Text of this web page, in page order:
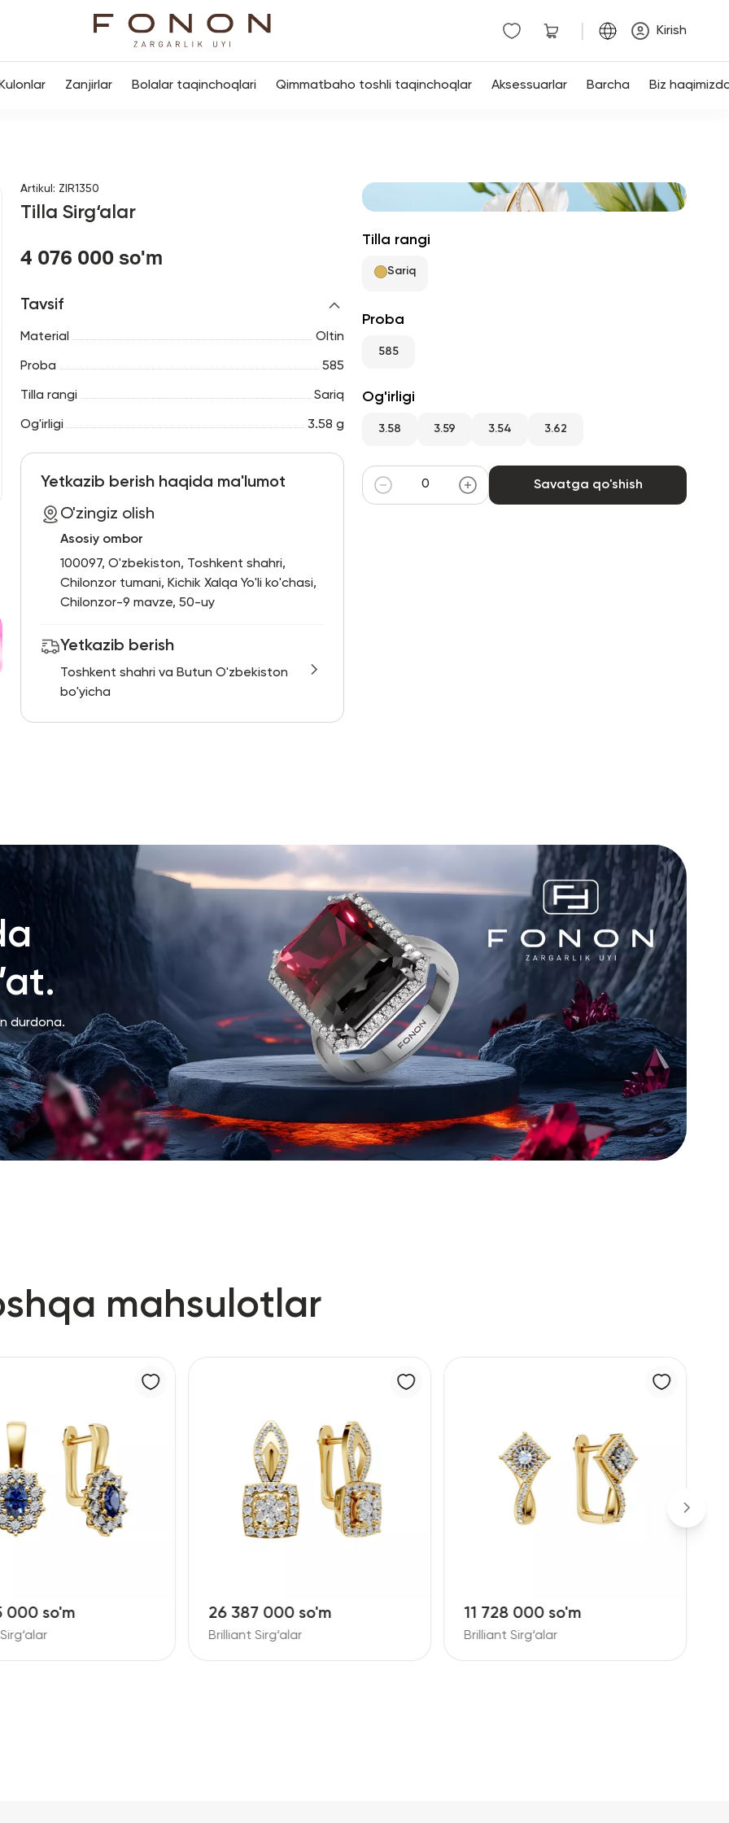
Kirish
Kulonlar Zanjirlar Bolalar taqinchoqlari Qimmatbaho toshli taqinchoqlar Aksessuarlar Barcha Biz
Artikul : ZIR1350
Tilla Sirg‘alar
4 076 000 so'm
Tavsif
Material Oltin
Proba 585
Tilla rangi Sariq
Og'irligi 3.58 g
Yetkazib berish haqida ma'lumot
O'zingiz olish
Asosiy ombor
100097, O'zbekiston, Toshkent shahri,
Chilonzor tumani, Kichik Xalqa Yo'li ko'chasi,
Chilonzor-9 mavze, 50-uy
Yetkazib berish
Toshkent shahri va Butun O'zbekiston
bo'yicha
Tilla rangi
Sariq
Proba
585
Og'irligi
3.58 3.59 3.54 3.62
Savatga qo'shish
durdona.
mahsulotlar
000 so'm 26 387 000 so'm
Brilliant Sirg‘alar
11 728 000 so'm
Brilliant Sirg‘alar